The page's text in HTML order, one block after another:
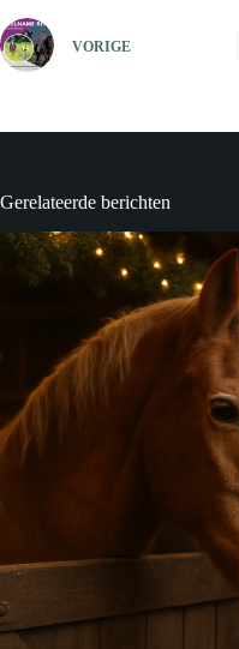
VORIGE
Gerelateerde berichten